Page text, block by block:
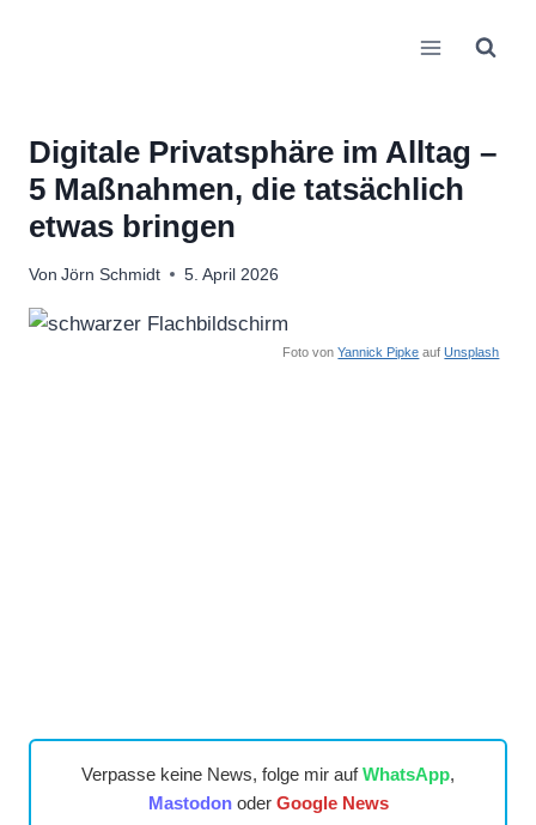
Digitale Privatsphäre im Alltag –
5 Maßnahmen, die tatsächlich
etwas bringen
Von Jörn Schmidt 5. April 2026
Foto vonYannick Pipke aufUnsplash
Verpasse keine News, folge mir aufWhatsApp,
Mastodonoder Google News